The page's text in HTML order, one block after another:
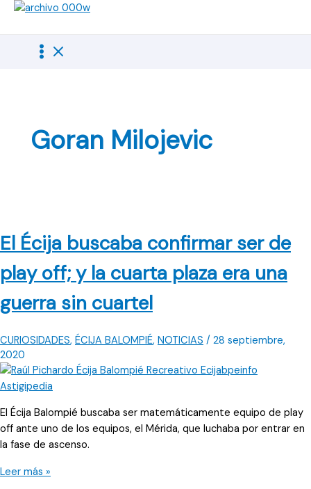
Goran Milojevic
El Écija buscaba confirmar ser de
play off; y la cuarta plaza era una
guerra sin cuartel
CURIOSIDADES, ÉCIJA BALOMPIÉ, NOTICIAS / 28 septiembre,
2020
El Écija Balompié buscaba ser matemáticamente equipo de play
off ante uno de los equipos, el Mérida, que luchaba por entrar en
la fase de ascenso.
El
Leer más »